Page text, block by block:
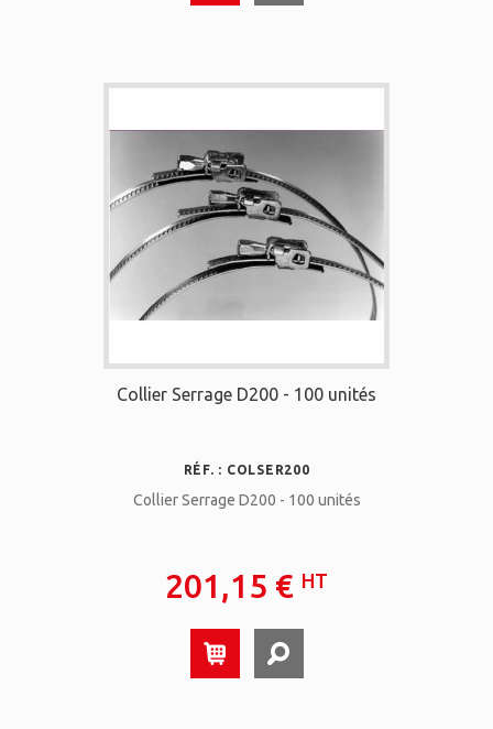
Collier Serrage D200 - 100 unités
RÉF. : COLSER200
Collier Serrage D200 - 100 unités
201,15 € HT